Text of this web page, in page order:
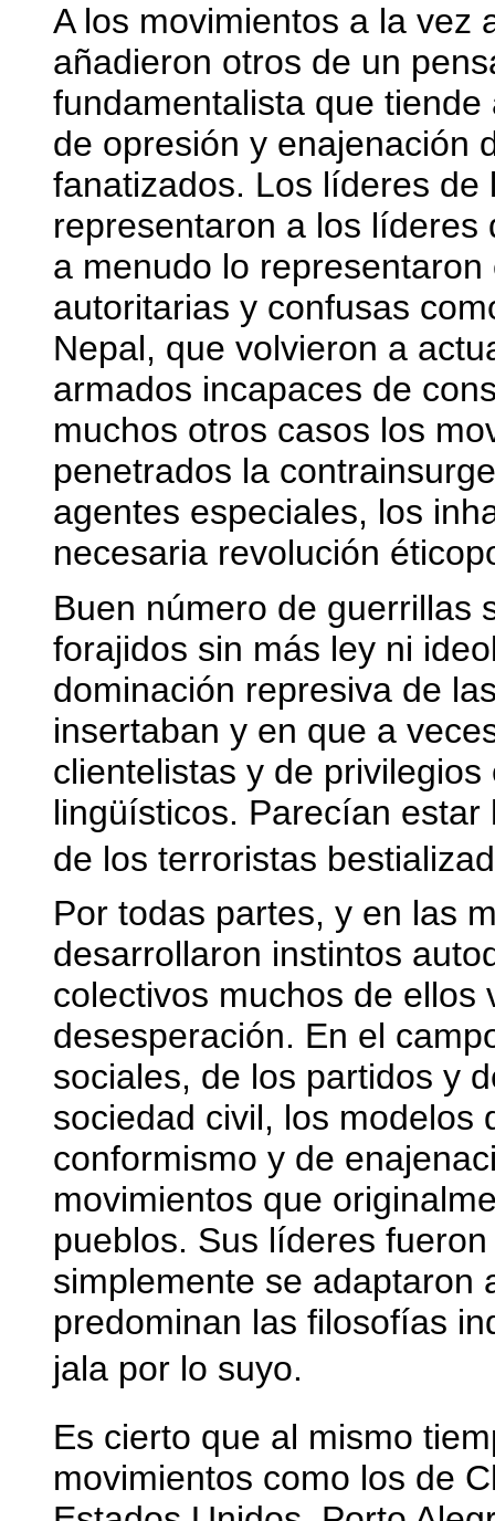
A los movimientos a la vez
añadieron otros de un
fundamentalista que
de opresión y enajenación
fanatizados. Los líderes de
representaron a los
a menudo lo
autoritarias y confusas
Nepal, que volvieron a
armados incapaces de
muchos otros casos los
penetrados la
agentes especiales, los
necesaria revolución
Buen número de guerrillas
forajidos sin más ley ni
dominación represiva de
insertaban y en que a
clientelistas y de
lingüísticos. Parecían
de los terroristas
Por todas partes, y en las
desarrollaron instintos
colectivos muchos de ellos
desesperación. En el
sociales, de los partidos y
sociedad civil, los modelos
conformismo y de
movimientos que
pueblos. Sus líderes
simplemente se adaptaron
predominan las filosofías
jala por lo suyo.
Es cierto que al mismo
movimientos como los de